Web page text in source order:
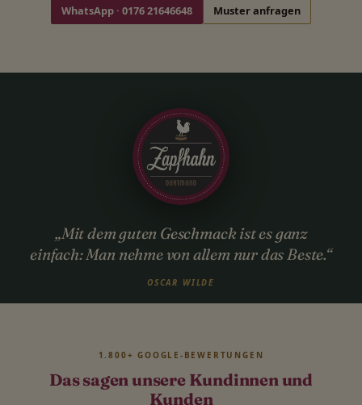
WhatsApp · 0176 21646648 Muster anfragen
„Mit dem guten Geschmack ist es ganz
einfach: Man nehme von allem nur das Beste.“
OSCAR WILDE
Das sagen unsere Kundinnen und
Kunden
1.800+ GOOGLE-BEWERTUNGEN